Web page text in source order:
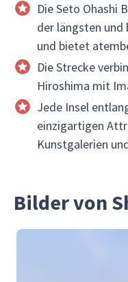
Die Seto Ohashi
der längsten und
und bietet
Die Strecke
Hiroshima mit
Jede Insel
einzigartigen
Kunstgalerien
Bilder von